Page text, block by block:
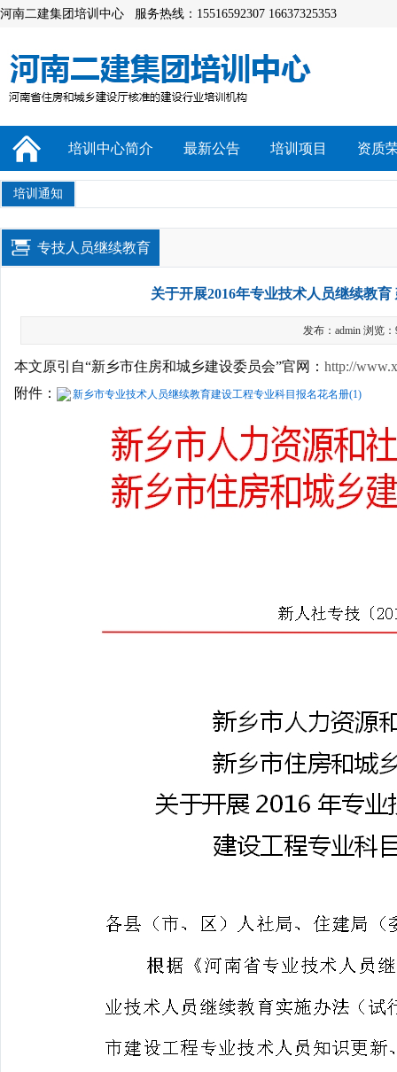
河南二建集团培训中心 服务热线：15516592307 16637325353
培训中心简介 最新公告 培训项目 资质
培训通知
专技人员继续教育
关于开展2016年专业技术人员继续教
发布：admin 浏览：
本文原引自“新乡市住房和城乡建设委员会”官网： http://
附件：
新乡市专业技术人员继续教育建设工程专业科目报名花名册(1)